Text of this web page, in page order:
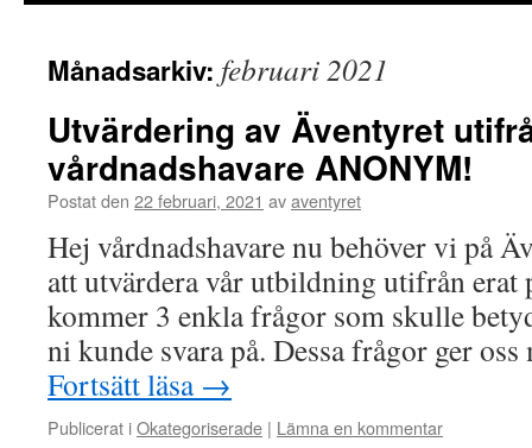
Månadsarkiv: februari 2021
Utvärdering av Äventyret
vårdnadshavare ANONYM!
Postat den 22 februari, 2021 avaventyret
Hej vårdnadshavare nu behöver vi på
att utvärdera vår utbildning utifrån erat
kommer 3 enkla frågor som skulle
ni kunde svara på. Dessa frågor ger
Fortsätt läsa →
Publicerat iOkategoriserade | Lämna en kommentar